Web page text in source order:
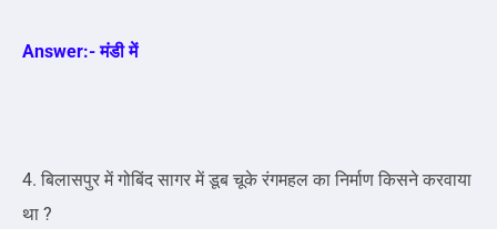
Answer:-मंडी में
4. बिलासपुर में गोबिंद सागर में डूब चूके रंगमहल का निर्माण किसने करवाया
था ?